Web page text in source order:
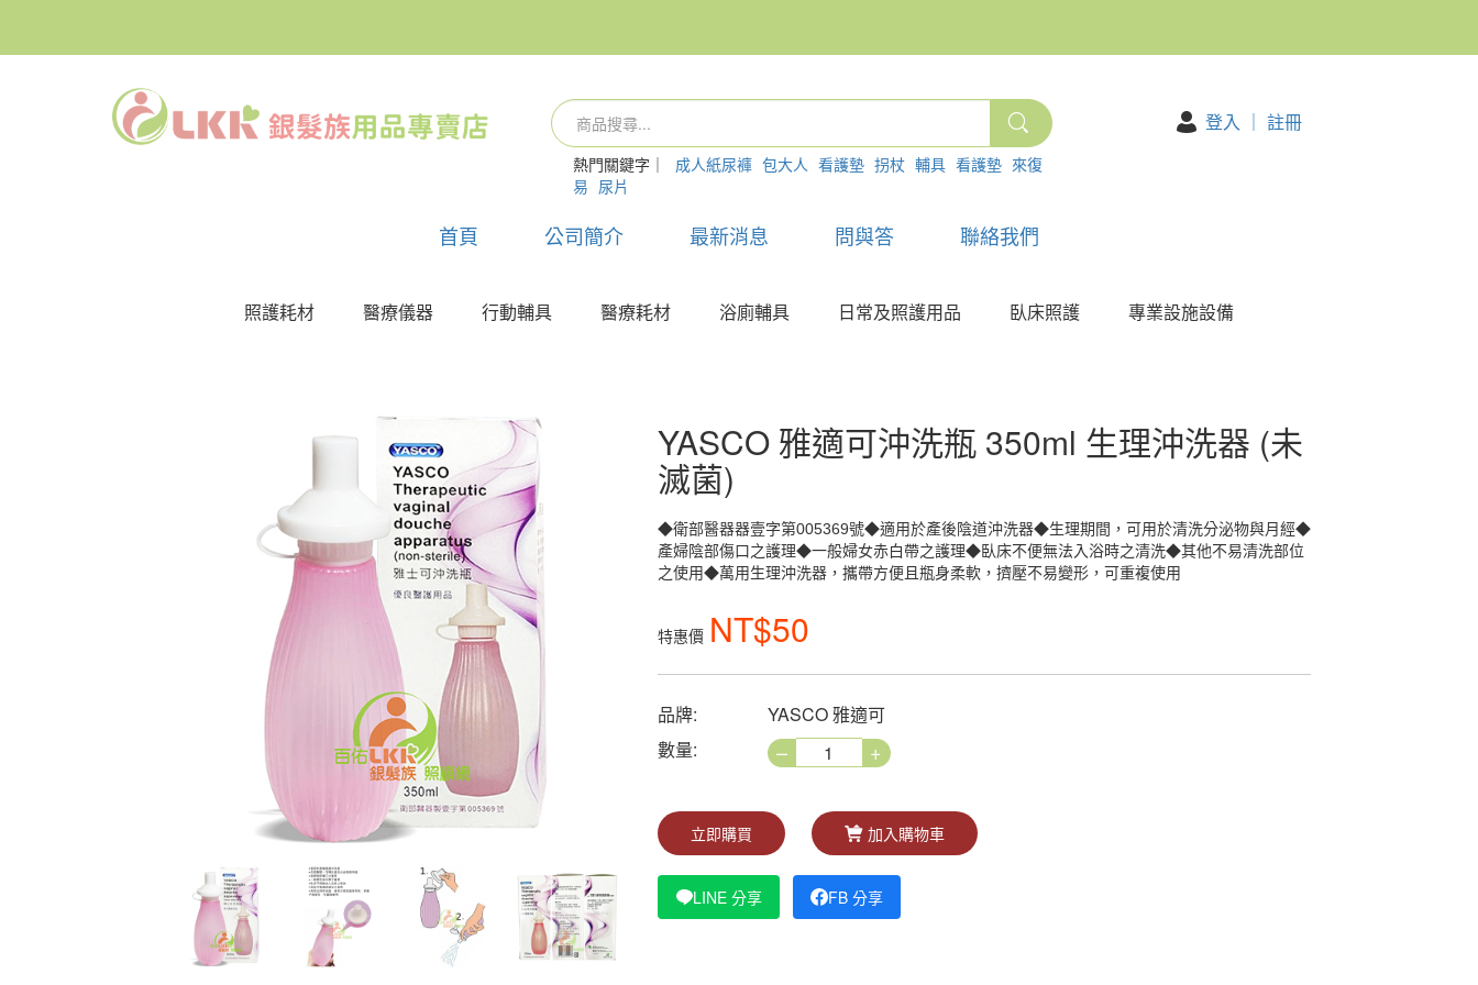
熱門關鍵字｜ 成人紙尿褲 包大人 看護墊 拐杖 輔具 看護墊 來復
易 尿片
登入 ｜ 註冊
首頁 公司簡介 最新消息 問與答 聯絡我們
照護耗材 醫療儀器 行動輔具 醫療耗材 浴廁輔具 日常及照護用品 臥床照護 專業設施設備
YASCO 雅適可沖洗瓶 350ml 生理沖洗器 (未
滅菌)
◆衛部醫器器壹字第005369號◆適用於產後陰道沖洗器◆生理期間，可用於清洗分泌物與月經◆
產婦陰部傷口之護理◆一般婦女赤白帶之護理◆臥床不便無法入浴時之清洗◆其他不易清洗部位
之使用◆萬用生理沖洗器，攜帶方便且瓶身柔軟，擠壓不易變形，可重複使用
特惠價 NT$50
品牌:
YASCO 雅適可
數量:
– +
立即購買 加入購物車
LINE 分享 FB 分享